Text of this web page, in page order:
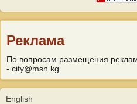
Реклама
По вопросам размещения
- city@msn.kg
English